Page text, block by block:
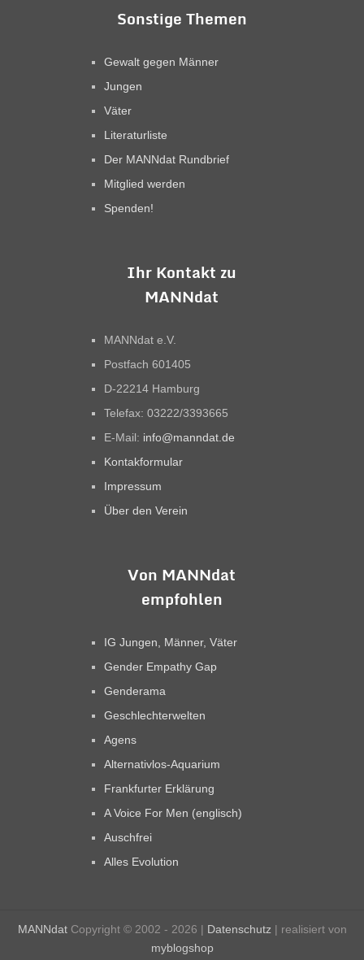
Sonstige Themen
Gewalt gegen Männer
Jungen
Väter
Literaturliste
Der MANNdat Rundbrief
Mitglied werden
Spenden!
Ihr Kontakt zu
MANNdat
MANNdat e.V.
Postfach 601405
D-22214 Hamburg
Telefax: 03222/3393665
E-Mail: info@manndat.de
Kontakformular
Impressum
Über den Verein
Von MANNdat
empfohlen
IG Jungen, Männer, Väter
Gender Empathy Gap
Genderama
Geschlechterwelten
Agens
Alternativlos-Aquarium
Frankfurter Erklärung
A Voice For Men (englisch)
Auschfrei
Alles Evolution
MANNdatCopyright © 2002 - 2026 | Datenschutz | realisiert von
myblogshop